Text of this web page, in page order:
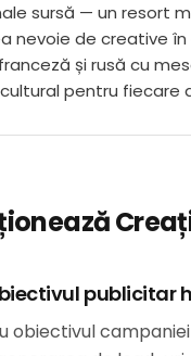
sursă — un resort
nevoie de creative în
și rusă cu
pentru fiecare
publicitar
obiectivul